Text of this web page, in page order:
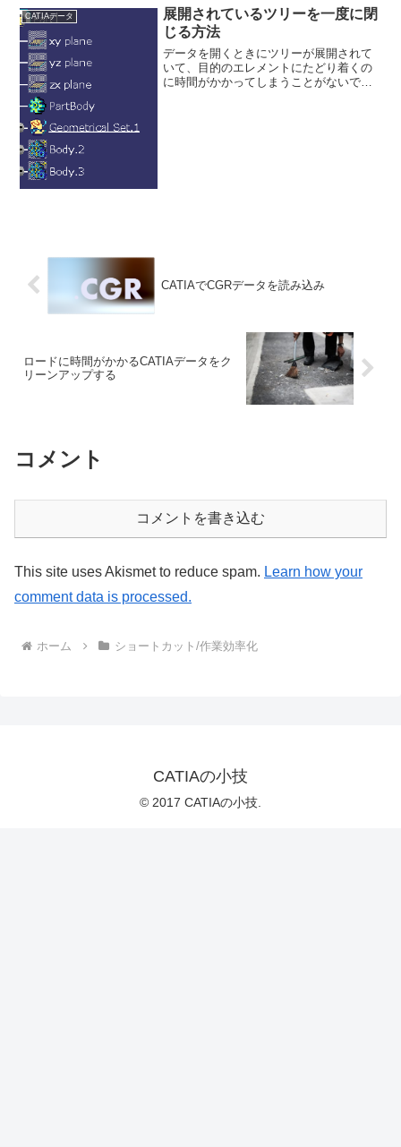
新日時が登録されています...
CATIAデータ
展開されているツリーを一度に閉
じる方法
データを開くときにツリーが展開されて
いて、目的のエレメントにたどり着くの
に時間がかかってしまうことがないでし
CATIAでCGRデータを読み込み
ロードに時間がかかるCATIAデータをク
リーンアップする
コメント
コメントを書き込む
This site uses Akismet to reduce spam. Learn how your
comment data is processed.
ホーム ショートカット/作業効率化
CATIAの小技
© 2017 CATIAの小技.